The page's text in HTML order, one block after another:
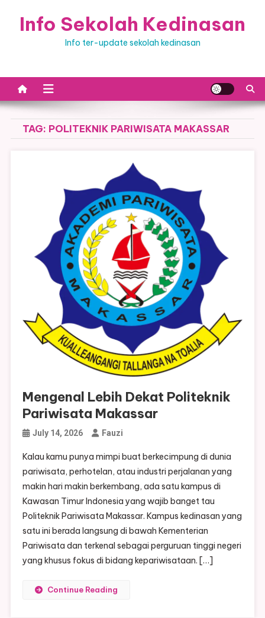
Info Sekolah Kedinasan
Info ter-update sekolah kedinasan
TAG: POLITEKNIK PARIWISATA MAKASSAR
Mengenal Lebih Dekat Politeknik
Pariwisata Makassar
July 14, 2026 Fauzi
Kalau kamu punya mimpi buat berkecimpung di dunia
pariwisata, perhotelan, atau industri perjalanan yang
makin hari makin berkembang, ada satu kampus di
Kawasan Timur Indonesia yang wajib banget tau
Politeknik Pariwisata Makassar. Kampus kedinasan yang
satu ini berada langsung di bawah Kementerian
Pariwisata dan terkenal sebagai perguruan tinggi negeri
yang khusus fokus di bidang kepariwisataan. […]
Continue Reading